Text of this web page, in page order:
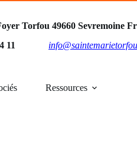
Torfou 49660 Sevremoine
11
Ressources